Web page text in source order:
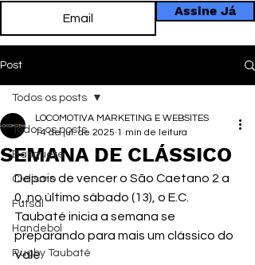
Assine Já
Post
Todos os posts
Basquete
Ciclismo
Futsal
Handebol
Rugby Taubaté
Todos os posts
SEMANA DE CLÁSSICO
LOCOMOTIVA MARKETING E WEBSITES
14 de jul. de 2025 1 min de leitura
Depois de vencer o São Caetano 2 a
0, no último sábado (13), o E.C.
Taubaté inicia a semana se
preparando para mais um clássico do
Vale.